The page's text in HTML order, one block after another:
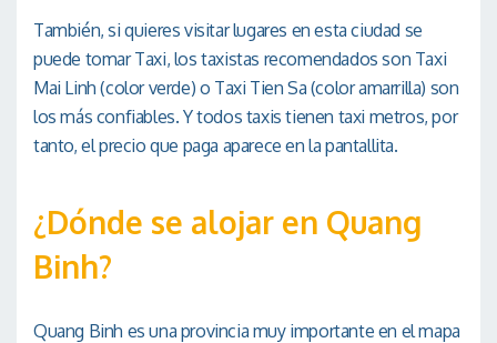
También, si quieres visitar lugares en esta ciudad se
puede tomar Taxi, los taxistas recomendados son Taxi
Mai Linh (color verde) o Taxi Tien Sa (color amarrilla) son
los más confiables. Y todos taxis tienen taxi metros, por
tanto, el precio que paga aparece en la pantallita.
¿Dónde se alojar en Quang
Binh?
Quang Binh es una provincia muy importante en el mapa